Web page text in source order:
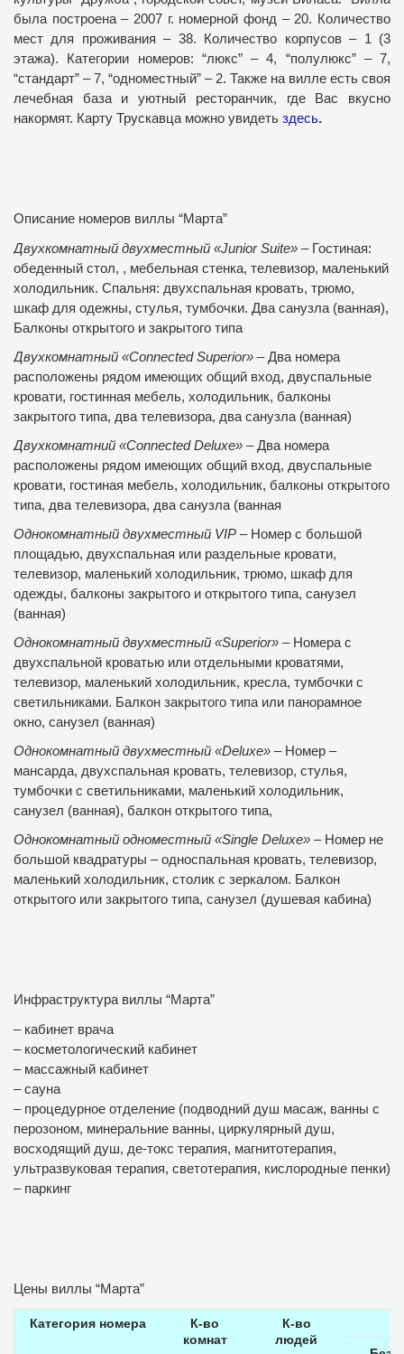
была построена – 2007 г. номерной фонд – 20. Количество
мест для проживания – 38. Количество корпусов – 1 (3
этажа). Категории номеров: “люкс” – 4, “полулюкс” – 7,
“стандарт” – 7, “одноместный” – 2. Также на вилле есть своя
лечебная база и уютный ресторанчик, где Вас вкусно
накормят. Карту Трускавца можно увидеть здесь.
Описание номеров виллы “Марта”
Двухкомнатный двухместный «Junior Suite» – Гостиная:
обеденный стол, , мебельная стенка, телевизор, маленький
холодильник. Спальня: двухспальная кровать, трюмо,
шкаф для одежны, стулья, тумбочки. Два санузла (ванная),
Балконы открытого и закрытого типа
Двухкомнатный «Connected Superior» – Два номера
расположены рядом имеющих общий вход, двуспальные
кровати, гостинная мебель, холодильник, балконы
закрытого типа, два телевизора, два санузла (ванная)
Двухкомнатний «Connected Deluxe» – Два номера
расположены рядом имеющих общий вход, двуспальные
кровати, гостиная мебель, холодильник, балконы открытого
типа, два телевизора, два санузла (ванная
Однокомнатный двухместный VIP – Номер с большой
площадью, двухспальная или раздельные кровати,
телевизор, маленький холодильник, трюмо, шкаф для
одежды, балконы закрытого и открытого типа, санузел
(ванная)
Однокомнатный двухместный «Superior» – Номера с
двухспальной кроватью или отдельными кроватями,
телевизор, маленький холодильник, кресла, тумбочки с
светильниками. Балкон закрытого типа или панорамное
окно, санузел (ванная)
Однокомнатный двухместный «Deluxe» – Номер –
мансарда, двухспальная кровать, телевизор, стулья,
тумбочки с светильниками, маленький холодильник,
санузел (ванная), балкон открытого типа,
Однокомнатный одноместный «Single Deluxe» – Номер не
большой квадратуры – односпальная кровать, телевизор,
маленький холодильник, столик с зеркалом. Балкон
открытого или закрытого типа, санузел (душевая кабина)
Инфраструктура виллы “Марта”
– кабинет врача
– косметологический кабинет
– массажный кабинет
– сауна
– процедурное отделение (подводний душ масаж, ванны с
перозоном, минеральние ванны, циркулярный душ,
восходящий душ, де-токс терапия, магнитотерапия,
ультразвуковая терапия, светотерапия, кислородные пенки)
– паркинг
Цены виллы “Марта”
Категория номера
К-во
комнат
К-во
людей